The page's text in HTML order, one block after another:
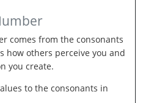
comes from the consonants
how others perceive you and
you create.
to the consonants in